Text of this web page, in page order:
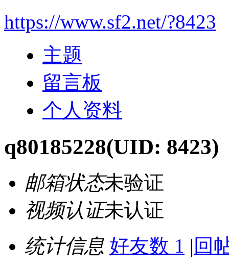
https://www.sf2.net/?8423
主题
留言板
个人资料
q80185228(UID: 8423)
邮箱状态未验证
视频认证未认证
统计信息 好友数 1 | 回